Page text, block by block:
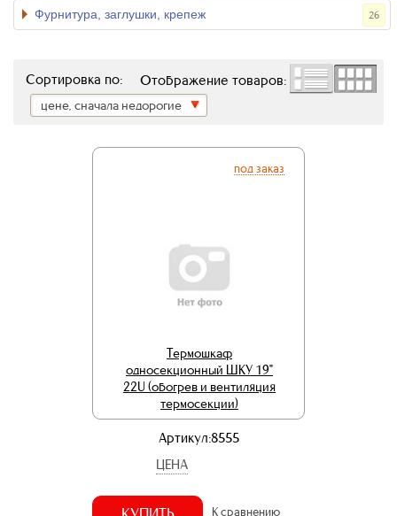
26
Фурнитура, заглушки, крепеж
Отображение товаров:
Сортировка по:
цене, сначала недорогие
под заказ
Термошкаф
односекционный ШКУ 19"
22U (обогрев и вентиляция
термосекции)
Артикул:8555
ЦЕНА
К сравнению